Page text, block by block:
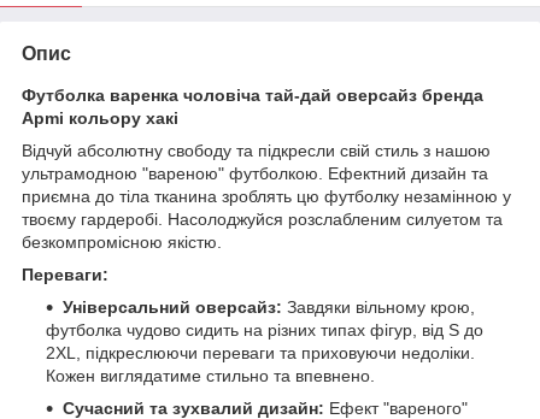
Опис
Футболка варенка чоловіча тай-дай оверсайз бренда
Apmi кольору хакі
Відчуй абсолютну свободу та підкресли свій стиль з нашою
ультрамодною "вареною" футболкою. Ефектний дизайн та
приємна до тіла тканина зроблять цю футболку незамінною у
твоєму гардеробі. Насолоджуйся розслабленим силуетом та
безкомпромісною якістю.
Переваги:
Універсальний оверсайз: Завдяки вільному крою,
футболка чудово сидить на різних типах фігур, від S до
2XL, підкреслюючи переваги та приховуючи недоліки.
Кожен виглядатиме стильно та впевнено.
Сучасний та зухвалий дизайн: Ефект "вареного"